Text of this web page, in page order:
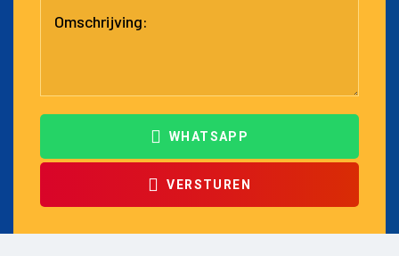
WHATSAPP
VERSTUREN